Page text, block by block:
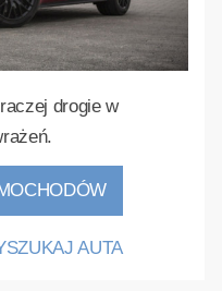
drogie w
AUTA